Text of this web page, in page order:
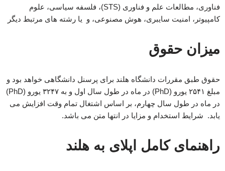
فناوری، مطالعات علم و فناوری (STS)، فلسفه سیاسی، علوم
کامپیوتر، امنیت سایبری، هوش مصنوعی، و یا رشته های مرتبط دیگر
میزان حقوق
حقوق طبق مقررات دانشگاه هلند برای پرسنل دانشگاهی خواهد بود و
مبلغ ۲۵۴۱ یورو (PhD) در ماه در طول سال اول و به ۳۲۴۷ یورو (PhD)
در ماه در طول سال چهارم، بر اساس اشتغال تمام وقت افزایش می
یابد. شرایط استخدام و مزایا در انتها متن می باشد.
راهنمای کامل اپلای به هلند